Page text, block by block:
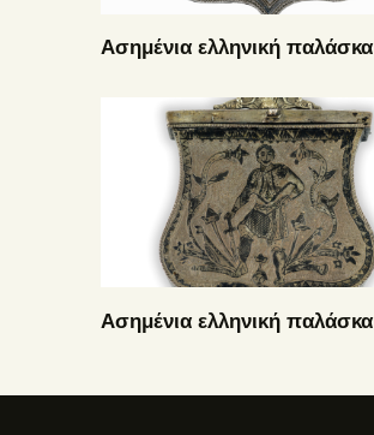
Ασημένια ελληνική παλάσκα
Ασημένια ελληνική παλάσκα